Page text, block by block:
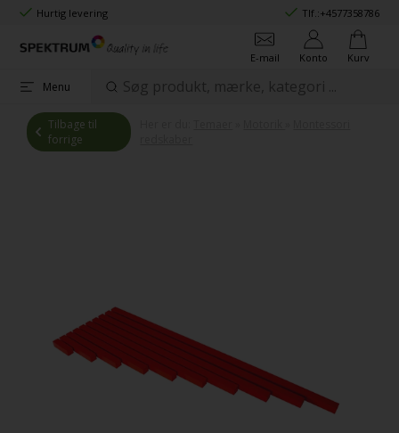
Hurtig levering Tlf.:+4577358786
E-mail Konto Kurv
Menu
Tilbage til
forrige